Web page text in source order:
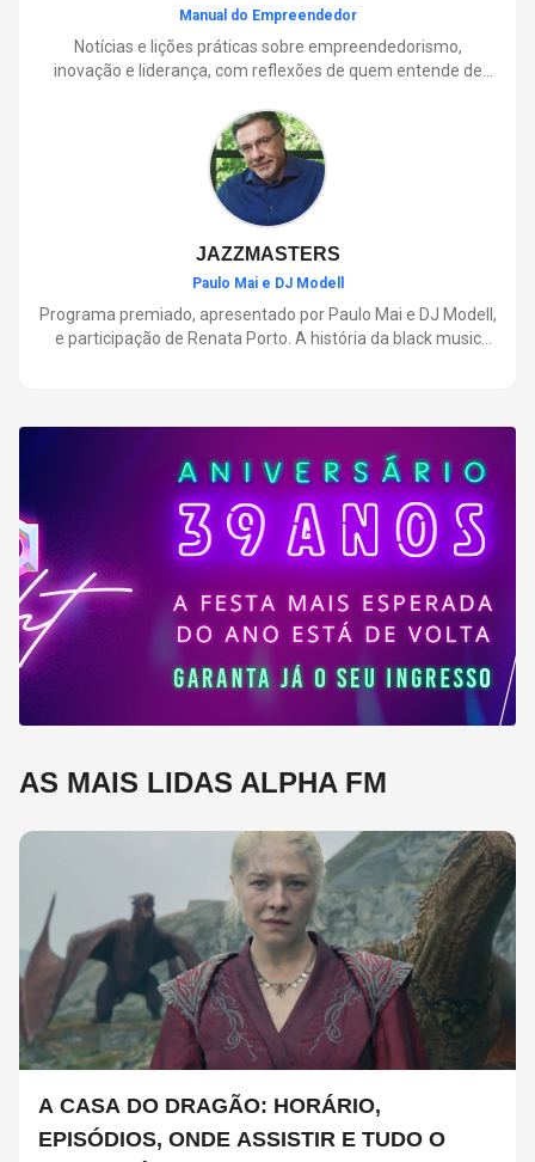
Manual do Empreendedor
Notícias e lições práticas sobre empreendedorismo,
inovação e liderança, com reflexões de quem entende de
JAZZMASTERS
Paulo Mai e DJ Modell
Programa premiado, apresentado por Paulo Mai e DJ Modell,
e participação de Renata Porto. A história da black music
AS MAIS LIDAS ALPHA FM
A CASA DO DRAGÃO: HORÁRIO,
EPISÓDIOS, ONDE ASSISTIR E TUDO O